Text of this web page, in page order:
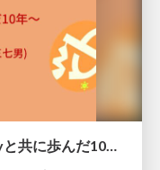
mrubyとWakayama.rb ～mrubyと共に歩んだ10年～